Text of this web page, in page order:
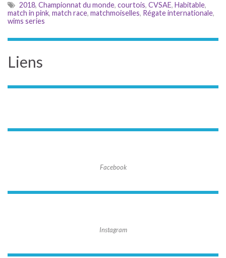
2018, Championnat du monde, courtois, CVSAE, Habitable,
match in pink, match race, matchmoiselles, Régate internationale,
wims series
Liens
Facebook
Instagram